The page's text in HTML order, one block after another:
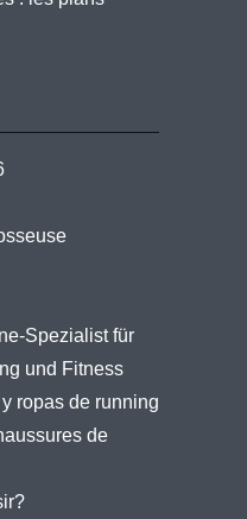
Spezialist für
und Fitness
ropas de running
de